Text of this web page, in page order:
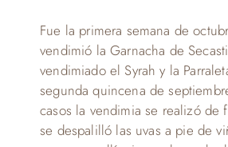
Fue la primera semana de
vendimió la Garnacha de
vendimiado el Syrah y la
segunda quincena de
casos la vendimia se realizó de
se despalilló las uvas a pie de